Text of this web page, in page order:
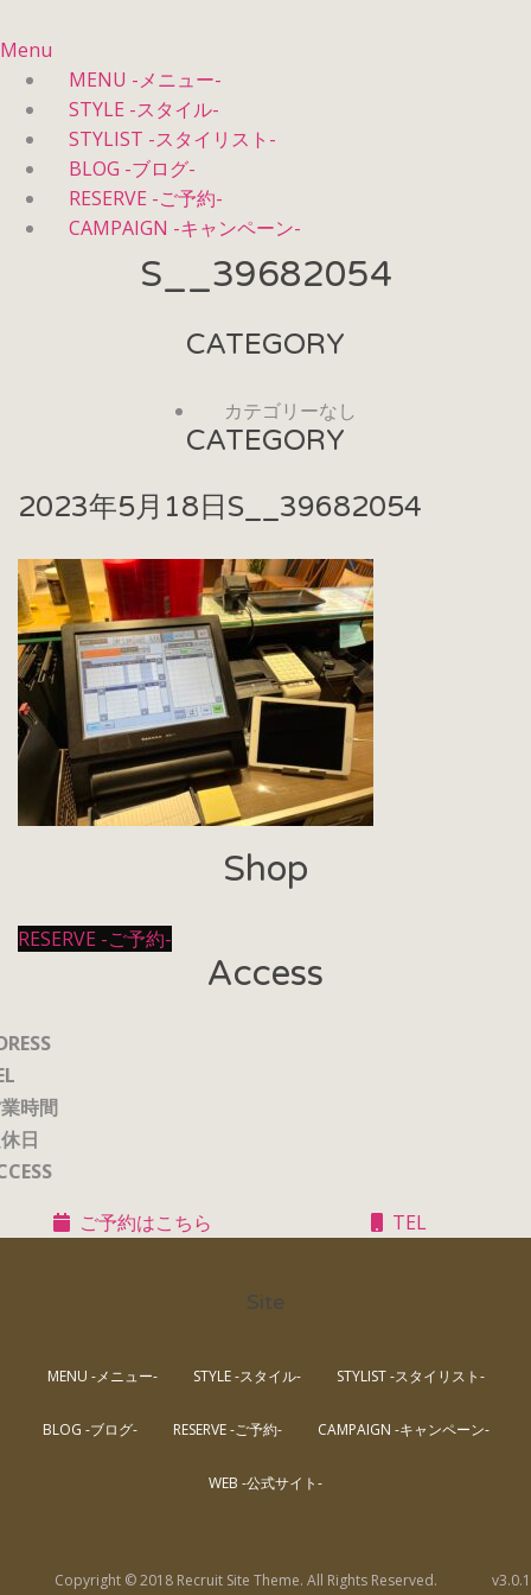
Menu
MENU -メニュー-
STYLE -スタイル-
STYLIST -スタイリスト-
BLOG -ブログ-
RESERVE -ご予約-
CAMPAIGN -キャンペーン-
S__39682054
CATEGORY
カテゴリーなし
CATEGORY
2023年5月18日 S__39682054
Shop
RESERVE -ご予約-
Access
時間
日
ご予約はこちら
TEL
Site
MENU -メニュー- STYLE -スタイル- STYLIST -スタイリスト-
BLOG -ブログ- RESERVE -ご予約- CAMPAIGN -キャンペーン-
WEB -公式サイト-
Copyright © 2018 Recruit Site Theme. All Rights Reserved. v3.0.1